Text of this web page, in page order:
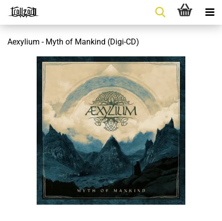
Aexylium - Myth of Mankind (Digi-CD)